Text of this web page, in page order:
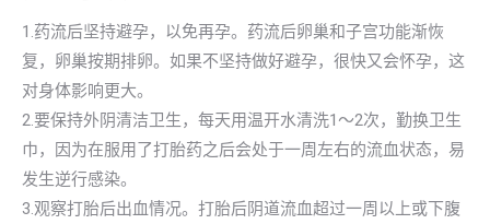
1.药流后坚持避孕，以免再孕。药流后卵巢和子宫功能渐恢
复，卵巢按期排卵。如果不坚持做好避孕，很快又会怀孕，这
对身体影响更大。
2.要保持外阴清洁卫生，每天用温开水清洗1～2次，勤换卫生
巾，因为在服用了打胎药之后会处于一周左右的流血状态，易
发生逆行感染。
3.观察打胎后出血情况。打胎后阴道流血超过一周以上或下腹